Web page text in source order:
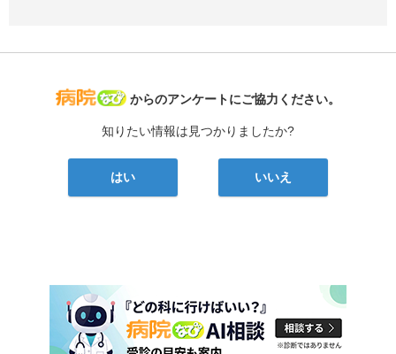
病院なび
からのアンケートにご協力ください。
知りたい情報は見つかりましたか?
はい いいえ